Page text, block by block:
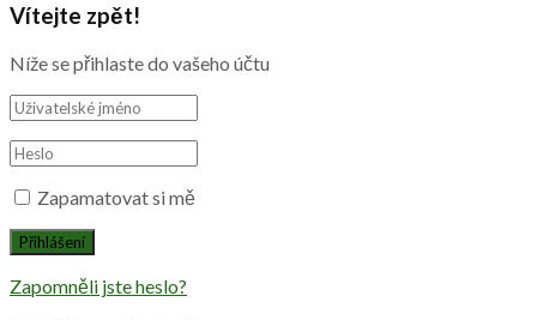
Vítejte zpět!
Níže se přihlaste do vašeho účtu
Zapamatovat si mě
Zapomněli jste heslo?